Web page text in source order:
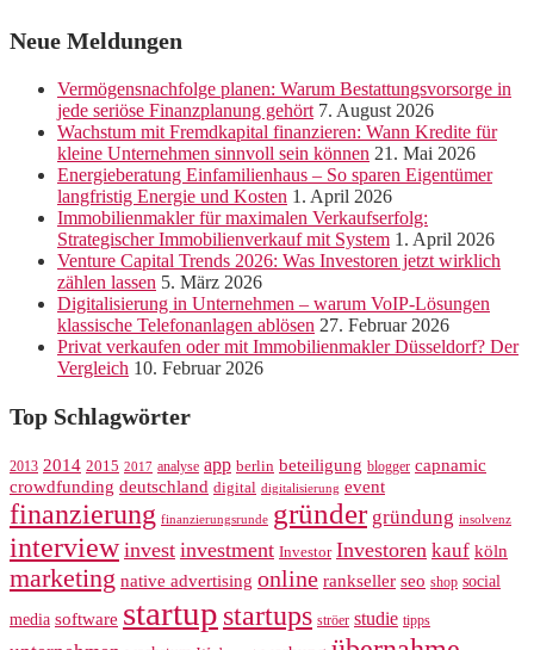
Neue Meldungen
Vermögensnachfolge planen: Warum Bestattungsvorsorge in
jede seriöse Finanzplanung gehört 7. August 2026
Wachstum mit Fremdkapital finanzieren: Wann Kredite für
kleine Unternehmen sinnvoll sein können 21. Mai 2026
Energieberatung Einfamilienhaus – So sparen Eigentümer
langfristig Energie und Kosten 1. April 2026
Immobilienmakler für maximalen Verkaufserfolg:
Strategischer Immobilienverkauf mit System 1. April 2026
Venture Capital Trends 2026: Was Investoren jetzt wirklich
zählen lassen 5. März 2026
Digitalisierung in Unternehmen – warum VoIP-Lösungen
klassische Telefonanlagen ablösen 27. Februar 2026
Privat verkaufen oder mit Immobilienmakler Düsseldorf? Der
Vergleich 10. Februar 2026
Top Schlagwörter
2013 2014 2015 2017 analyse app berlin beteiligung blogger capnamic
crowdfunding deutschland digital digitalisierung event
finanzierung finanzierungsrunde gründer gründung insolvenz
interview invest investment Investor Investoren kauf köln
marketing native advertising online rankseller seo shop social
media software startup startups ströer studie tipps